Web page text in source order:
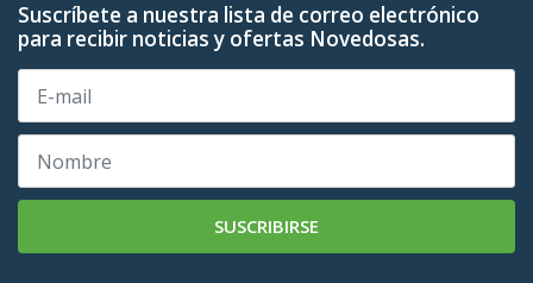
Suscríbete a nuestra lista de correo electrónico
para recibir noticias y ofertas Novedosas.
SUSCRIBIRSE